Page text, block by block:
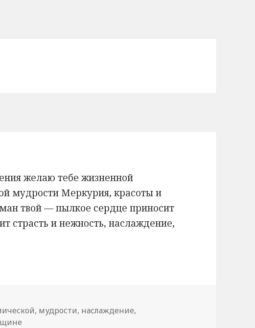
желаю тебе жизненной
мудрости Меркурия, красоты и
твой — пылкое сердце приносит
страсть и нежность, наслаждение,
, мудрости, наслаждение,